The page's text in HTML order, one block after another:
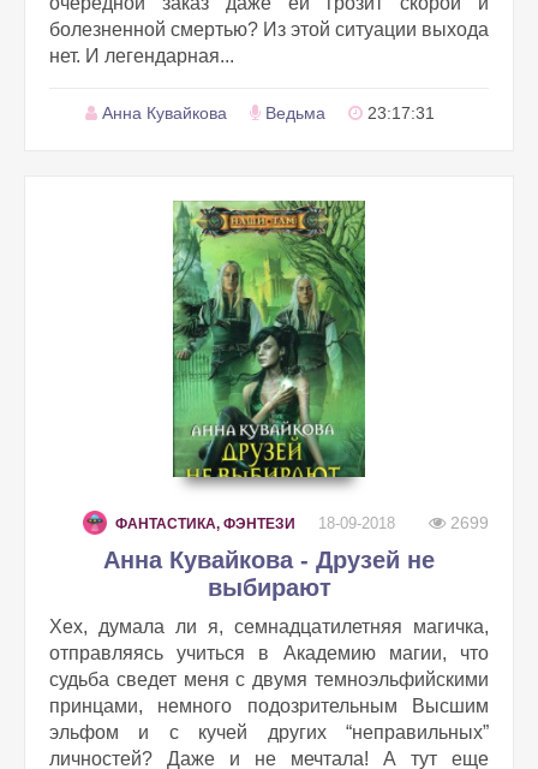
болезненной смертью? Из этой ситуации выхода
нет. И легендарная...
Анна Кувайкова Ведьма 23:17:31
ФАНТАСТИКА, ФЭНТЕЗИ 18-09-2018 2699
Анна Кувайкова - Друзей не
выбирают
Хех, думала ли я, семнадцатилетняя магичка,
отправляясь учиться в Академию магии, что
судьба сведет меня с двумя темноэльфийскими
принцами, немного подозрительным Высшим
эльфом и с кучей других “неправильных”
личностей? Даже и не мечтала! А тут еще